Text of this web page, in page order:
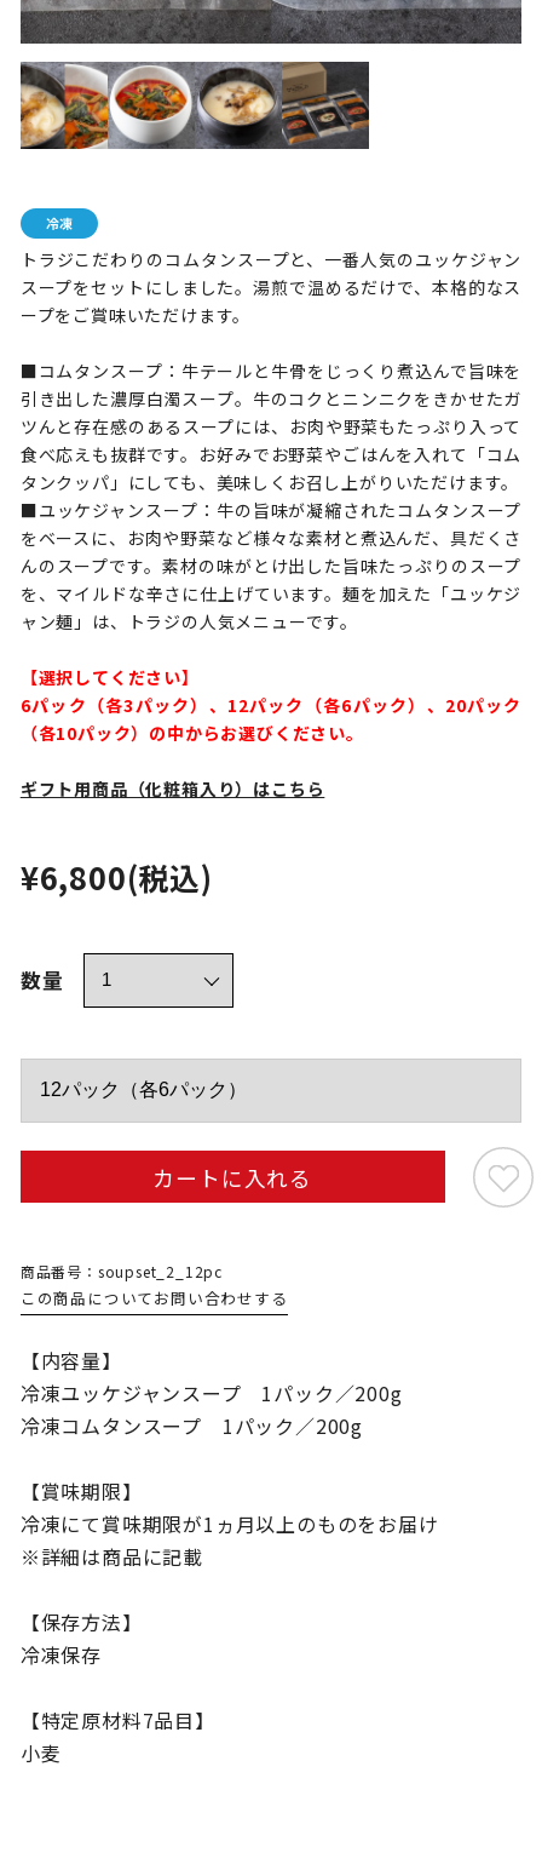
トラジこだわりのコムタンスープと、一番人気のユッケジャン
スープをセットにしました。湯煎で温めるだけで、本格的なス
ープをご賞味いただけます。
■コムタンスープ：牛テールと牛骨をじっくり煮込んで旨味を
引き出した濃厚白濁スープ。牛のコクとニンニクをきかせたガ
ツんと存在感のあるスープには、お肉や野菜もたっぷり入って
食べ応えも抜群です。お好みでお野菜やごはんを入れて「コム
タンクッパ」にしても、美味しくお召し上がりいただけます。
■ユッケジャンスープ：牛の旨味が凝縮されたコムタンスープ
をベースに、お肉や野菜など様々な素材と煮込んだ、具だくさ
んのスープです。素材の味がとけ出した旨味たっぷりのスープ
を、マイルドな辛さに仕上げています。麺を加えた「ユッケジ
ャン麺」は、トラジの人気メニューです。
【選択してください】
6パック（各3パック）、12パック（各6パック）、20パック
（各10パック）の中からお選びください。
ギフト用商品（化粧箱入り）はこちら
¥6,800(税込)
数量
カートに入れる
商品番号：soupset_2_12pc
この商品についてお問い合わせする
【内容量】
冷凍ユッケジャンスープ 1パック／200g
冷凍コムタンスープ 1パック／200g
【賞味期限】
冷凍にて賞味期限が1ヵ月以上のものをお届け
※詳細は商品に記載
【保存方法】
冷凍保存
【特定原材料7品目】
小麦